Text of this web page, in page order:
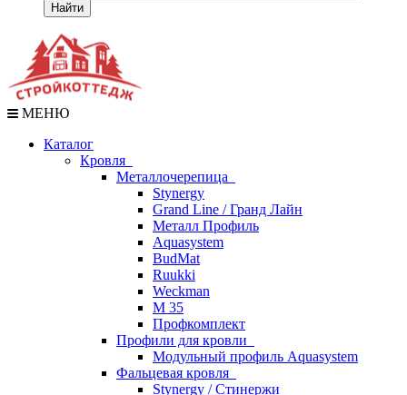
Найти
МЕНЮ
Каталог
Кровля
Металлочерепица
Stynergy
Grand Line / Гранд Лайн
Металл Профиль
Aquasystem
BudMat
Ruukki
Weckman
М 35
Профкомплект
Профили для кровли
Модульный профиль Aquasystem
Фальцевая кровля
Stynergy / Стинержи